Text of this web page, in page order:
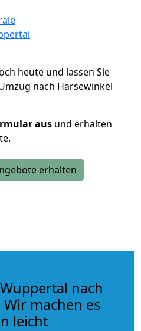
heute und lassen Sie
nach Harsewinkel
aus und erhalten
erhalten
nach
machen es
leicht